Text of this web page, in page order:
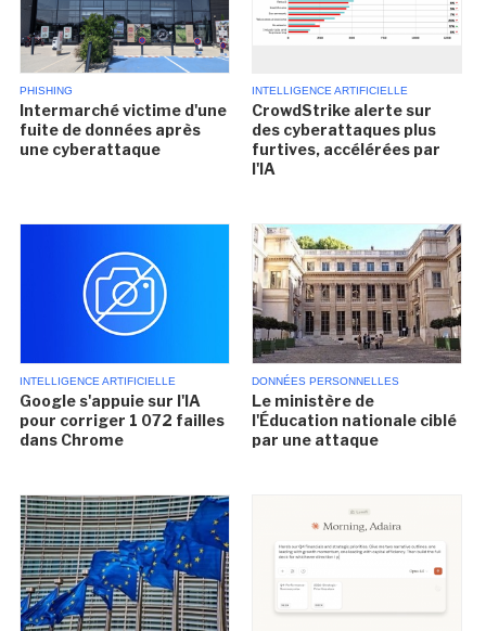
PHISHING
Intermarché victime d'une
fuite de données après
une cyberattaque
INTELLIGENCE ARTIFICIELLE
CrowdStrike alerte sur
des cyberattaques plus
furtives, accélérées par
l'IA
INTELLIGENCE ARTIFICIELLE
Google s'appuie sur l'IA
pour corriger 1 072 failles
dans Chrome
DONNÉES PERSONNELLES
Le ministère de
l'Éducation nationale ciblé
par une attaque